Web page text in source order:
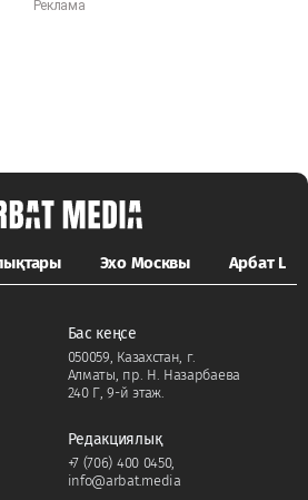
Эхо Москвы Арбат LIFE
Бас кеңсе
050059, Казахстан, г.
Алматы, пр. Н. Назарбаева
240 Г, 9-й этаж.
Редакциялық
+7 (706) 400 0450,
info@arbat.media